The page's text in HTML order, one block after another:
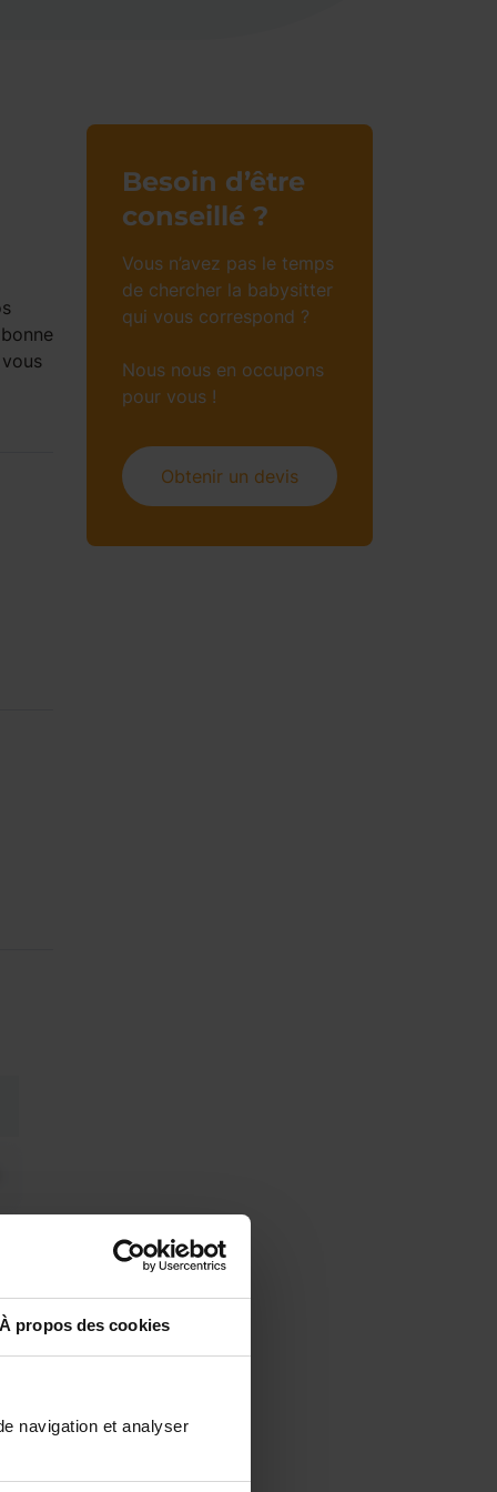
À propos des cookies
navigation et analyser
Besoin d’être
conseillé ?
Vous n’avez pas le temps
de chercher la babysitter
qui vous correspond ?
Nous nous en occupons
pour vous !
Obtenir un devis